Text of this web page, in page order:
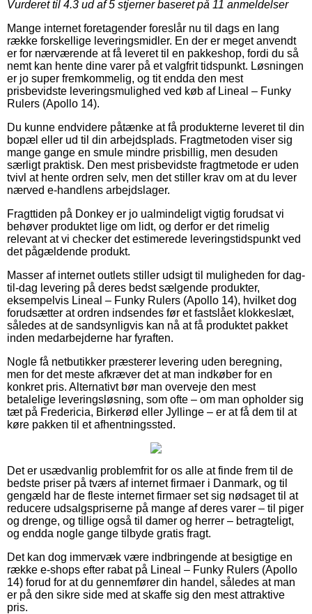
Vurderet til 4.3 ud af 5 stjerner baseret på 11 anmeldelser
Mange internet foretagender foreslår nu til dags en lang
række forskellige leveringsmidler. En der er meget anvendt
er for nærværende at få leveret til en pakkeshop, fordi du så
nemt kan hente dine varer på et valgfrit tidspunkt. Løsningen
er jo super fremkommelig, og tit endda den mest
prisbevidste leveringsmulighed ved køb af Lineal – Funky
Rulers (Apollo 14).
Du kunne endvidere påtænke at få produkterne leveret til din
bopæl eller ud til din arbejdsplads. Fragtmetoden viser sig
mange gange en smule mindre prisbillig, men desuden
særligt praktisk. Den mest prisbevidste fragtmetode er uden
tvivl at hente ordren selv, men det stiller krav om at du lever
nærved e-handlens arbejdslager.
Fragttiden på Donkey er jo ualmindeligt vigtig forudsat vi
behøver produktet lige om lidt, og derfor er det rimelig
relevant at vi checker det estimerede leveringstidspunkt ved
det pågældende produkt.
Masser af internet outlets stiller udsigt til muligheden for dag-
til-dag levering på deres bedst sælgende produkter,
eksempelvis Lineal – Funky Rulers (Apollo 14), hvilket dog
forudsætter at ordren indsendes før et fastslået klokkeslæt,
således at de sandsynligvis kan nå at få produktet pakket
inden medarbejderne har fyraften.
Nogle få netbutikker præsterer levering uden beregning,
men for det meste afkræver det at man indkøber for en
konkret pris. Alternativt bør man overveje den mest
betalelige leveringsløsning, som ofte – om man opholder sig
tæt på Fredericia, Birkerød eller Jyllinge – er at få dem til at
køre pakken til et afhentningssted.
Det er usædvanlig problemfrit for os alle at finde frem til de
bedste priser på tværs af internet firmaer i Danmark, og til
gengæld har de fleste internet firmaer set sig nødsaget til at
reducere udsalgspriserne på mange af deres varer – til piger
og drenge, og tillige også til damer og herrer – betragteligt,
og endda nogle gange tilbyde gratis fragt.
Det kan dog immervæk være indbringende at besigtige en
række e-shops efter rabat på Lineal – Funky Rulers (Apollo
14) forud for at du gennemfører din handel, således at man
er på den sikre side med at skaffe sig den mest attraktive
pris.